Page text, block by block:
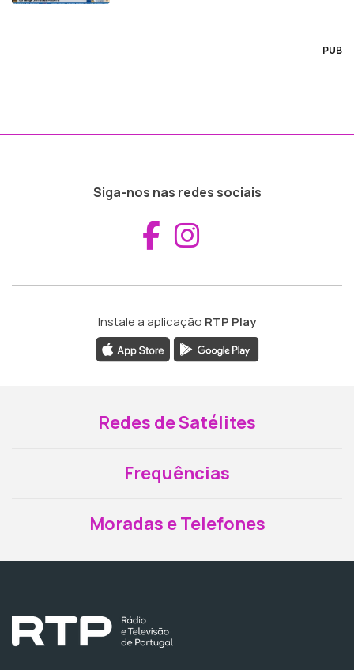
PUB
Siga-nos nas redes sociais
Aceder ao
Instale a aplicação RTP Play
Redes de Satélites
Frequências
Moradas e Telefones